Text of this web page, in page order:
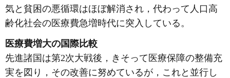
気と貧困の悪循環はほぼ解消され，代わって人口高
齢化社会の医療費急増時代に突入している。
医療費増大の国際比較
先進諸国は第2次大戦後，きそって医療保障の整備充
実を図り，その改善に努めているが，これと並行し